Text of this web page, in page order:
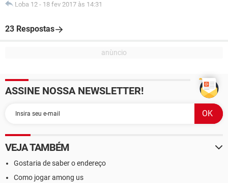
Loba 12 - 18 fev 2017 às 14:31
23 Respostas
ASSINE NOSSA NEWSLETTER!
VEJA TAMBÉM
Gostaria de saber o endereço
Como jogar among us